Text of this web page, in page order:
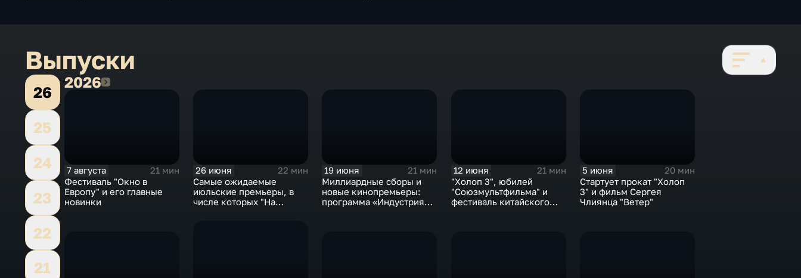
Выпуски
26
25
24
23
22
21
20262026
7 августа
21 мин
Фестиваль "Окно в
Европу" и его главные
новинки
26 июня
22 мин
Самые ожидаемые
июльские премьеры, в
числе которых "На
19 июня
21 мин
Миллиардные сборы и
новые кинопремьеры:
программа «Индустрия
12 июня
21 мин
"Холоп 3", юбилей
"Союзмультфильма" и
фестиваль китайского
5 июня
20 мин
Стартует прокат "Холоп
3" и фильм Сергея
Члиянца "Ветер"